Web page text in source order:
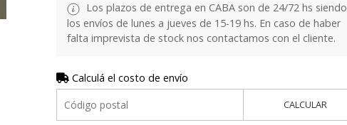
Los plazos de entrega en CABA son de 24/72 hs siendo
los envíos de lunes a jueves de 15-19 hs. En caso de haber
falta imprevista de stock nos contactamos con el cliente.
Calculá el costo de envío
CALCULAR